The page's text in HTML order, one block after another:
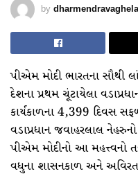
by dharmendravaghela
પીએમ મોદી ભારતના
દેશના પ્રથમ ચૂંટાયેલા
કાર્યકાળના 4,399 દિવસ
વડાપ્રધાન જવાહરલાલ નેહરુનો
પીએમ મોદીનો આ મહત્ત્વનો
વધુના શાસનકાળ અને